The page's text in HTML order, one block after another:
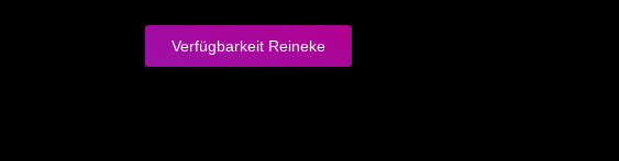
Verfügbarkeit Reineke